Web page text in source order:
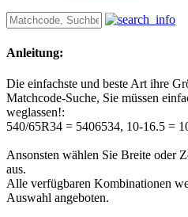
Anleitung:
Die einfachste und beste Art ihre
Matchcode-Suche, Sie müssen
weglassen!:
540/65R34 = 5406534, 10-16.5 =
Ansonsten wählen Sie Breite oder
aus.
Alle verfügbaren Kombinationen
Auswahl angeboten.